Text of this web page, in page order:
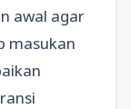
awal agar
masukan